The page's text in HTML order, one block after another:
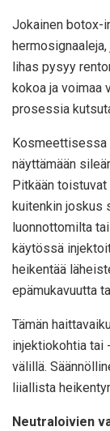
Jokainen botox-
lihas pysyy
kokoa ja voimaa
prosessia
Kosmeettisessa
näyttämään
Pitkään
kuitenkin joskus
luonnottomilta
käytössä
heikentää
epämukavuutta
Tämän
injektiokohtia tai
välillä.
liiallista
Neutraloivien